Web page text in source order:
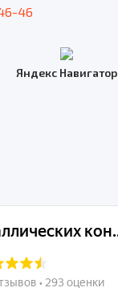
46
Яндекс Навигатор